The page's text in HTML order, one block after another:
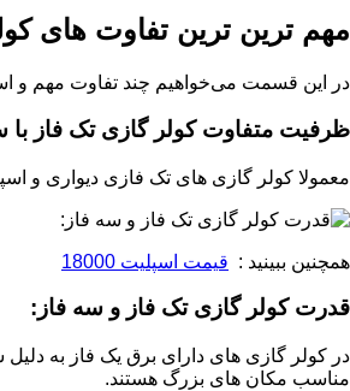
مهم ترین ترین تفاوت های
در این قسمت می‌خواهیم چند تفاوت مهم و
ظرفیت متفاوت کولر گازی تک فاز با
معمولا کولر گازی های تک فازی دیواری و اسپیلیت هستند. کولر گازی ها 48000 که به صورت تک فاز و سه فاز تولید می‌شوند
همچنین ببینید : قیمت اسپلیت 18000
قدرت کولر گازی تک فاز و سه فاز:
در کولر گازی های دارای برق یک فاز به
مناسب مکان های بزرگ هستند.